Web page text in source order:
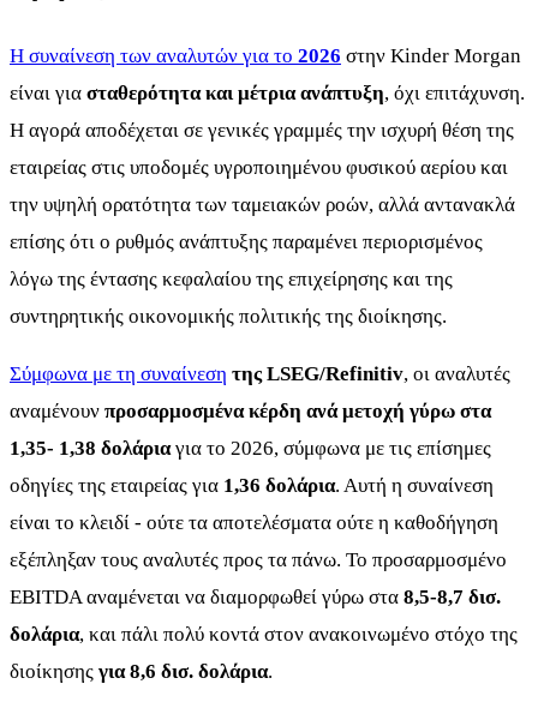
Η συναίνεση των αναλυτών για το 2026 στην Kinder Morgan
είναι για σταθερότητα και μέτρια ανάπτυξη, όχι επιτάχυνση.
Η αγορά αποδέχεται σε γενικές γραμμές την ισχυρή θέση της
εταιρείας στις υποδομές υγροποιημένου φυσικού αερίου και
την υψηλή ορατότητα των ταμειακών ροών, αλλά αντανακλά
επίσης ότι ο ρυθμός ανάπτυξης παραμένει περιορισμένος
λόγω της έντασης κεφαλαίου της επιχείρησης και της
συντηρητικής οικονομικής πολιτικής της διοίκησης.
Σύμφωνα με τη συναίνεση της LSEG/Refinitiv, οι αναλυτές
αναμένουν προσαρμοσμένα κέρδη ανά μετοχή γύρω στα
1,35- 1,38 δολάριαγια το 2026, σύμφωνα με τις επίσημες
οδηγίες της εταιρείας για 1,36 δολάρια. Αυτή η συναίνεση
είναι το κλειδί - ούτε τα αποτελέσματα ούτε η καθοδήγηση
εξέπληξαν τους αναλυτές προς τα πάνω. Το προσαρμοσμένο
EBITDA αναμένεται να διαμορφωθεί γύρω στα 8,5-8,7 δισ.
δολάρια, και πάλι πολύ κοντά στον ανακοινωμένο στόχο της
διοίκησης για 8,6 δισ. δολάρια.